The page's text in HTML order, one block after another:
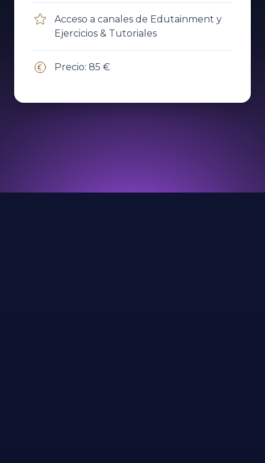
Acceso a canales de Edutainment y
Ejercicios & Tutoriales
Precio: 85 €